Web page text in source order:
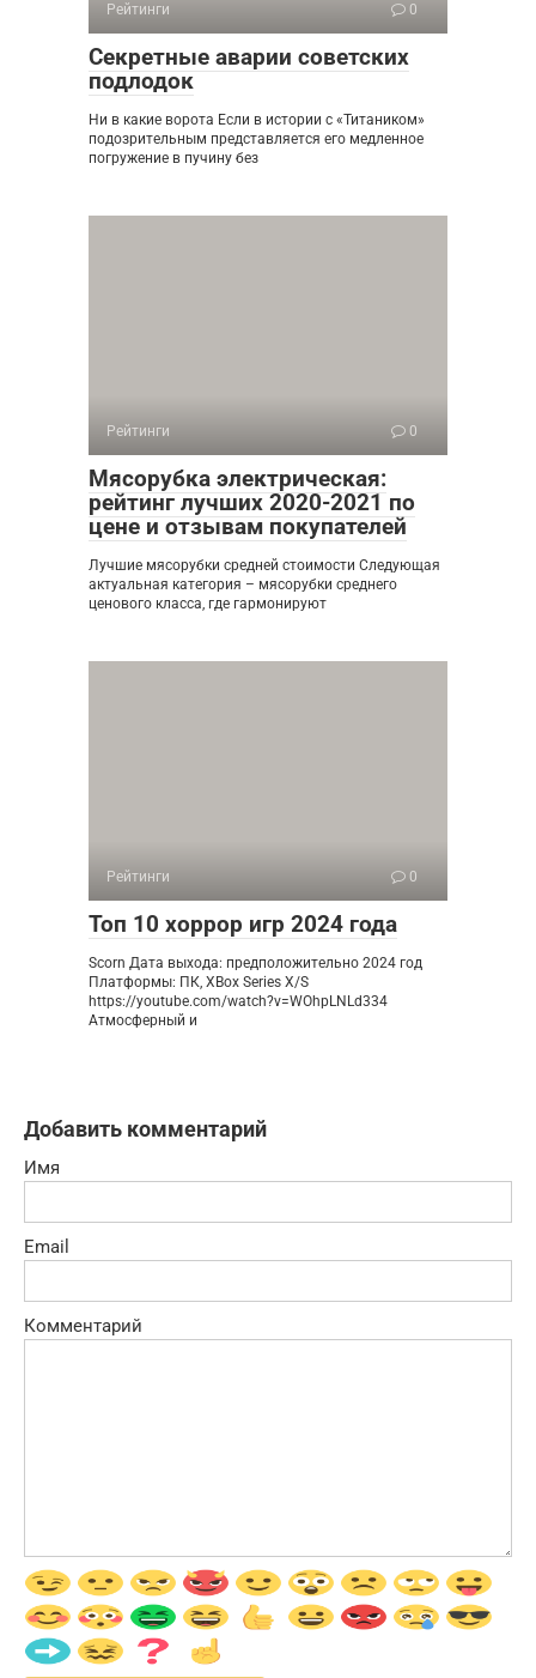
Рейтинги 0
Секретные аварии советских
подлодок
Ни в какие ворота Если в истории с «Титаником»
подозрительным представляется его медленное
погружение в пучину без
Рейтинги 0
Мясорубка электрическая:
рейтинг лучших 2020-2021 по
цене и отзывам покупателей
Лучшие мясорубки средней стоимости Следующая
актуальная категория – мясорубки среднего
ценового класса, где гармонируют
Рейтинги 0
Топ 10 хоррор игр 2024 года
Scorn Дата выхода: предположительно 2024 год
Платформы: ПК, XBox Series X/S
https://youtube.com/watch?v=WOhpLNLd334
Атмосферный и
Добавить комментарий
Имя
Email
Комментарий